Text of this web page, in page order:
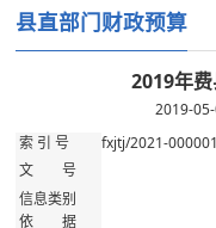
县直部门财政预算
2019年
2019-
索 引 号 fxjtj/2021-
文 号
信息类别
依 据